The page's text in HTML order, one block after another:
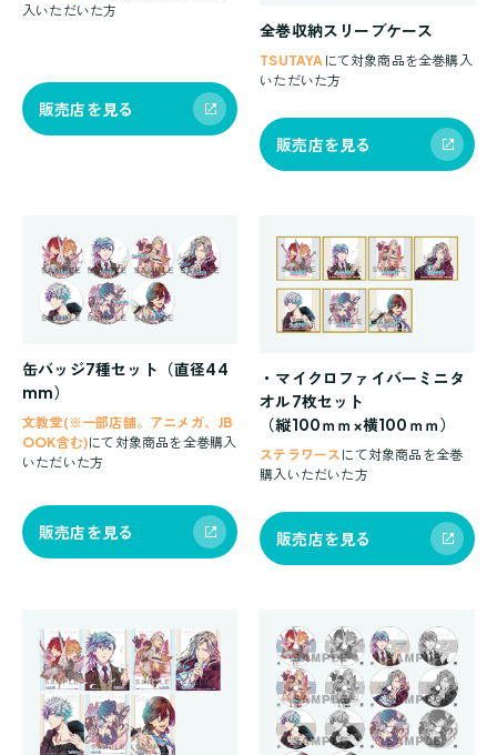
入いただいた方
販売店を見る
全巻収納スリーブケース
TSUTAYA にて対象商品を全巻購入
いただいた方
販売店を見る
缶バッジ7種セット（直径44
mm）
文教堂(※一部店舗。アニメガ、JB
OOK含む)にて対象商品を全巻購入
いただいた方
販売店を見る
・マイクロファイバーミニタ
オル7枚セット
（縦100ｍｍ×横100ｍｍ）
ステラワース にて対象商品を全巻
購入いただいた方
販売店を見る